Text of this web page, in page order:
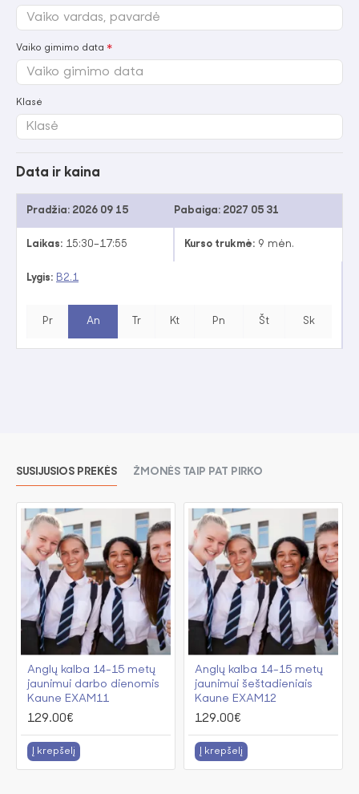
Vaiko gimimo data
Klasė
Data ir kaina
Pradžia: 2026 09 15 Pabaiga: 2027 05 31
Laikas: 15:30–17:55 Kurso trukmė: 9 mėn.
Lygis: B2.1
Pr An Tr Kt Pn Št Sk
SUSIJUSIOS PREKĖS ŽMONĖS TAIP PAT PIRKO
Anglų kalba 14-15 metų
jaunimui darbo dienomis
Kaune EXAM11
129.00€
Į krepšelį
Anglų kalba 14-15 metų
jaunimui šeštadieniais
Kaune EXAM12
129.00€
Į krepšelį